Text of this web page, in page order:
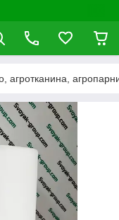
агротканина,